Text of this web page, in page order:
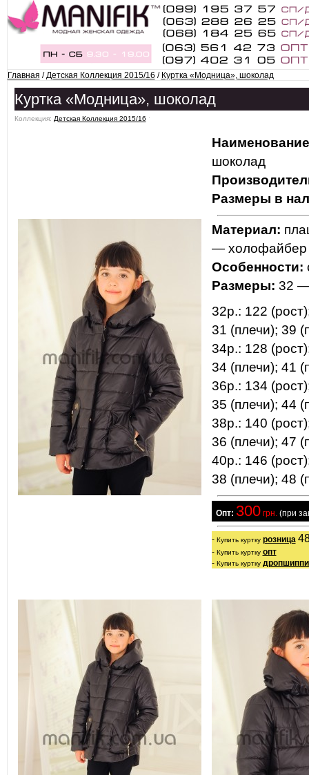
Главная /Детская Коллекция 2015/16 / Куртка «Модница», шоколад
Куртка «Модница», шоколад
Коллекция: Детская Коллекция 2015/16 ˑ
шоколад
Размеры в
Материал:
— холофайбер
Особенности:
Размеры: 32
32р.: 122
31 (плечи); 39
34р.: 128
34 (плечи); 41
36р.: 134
35 (плечи); 44
38р.: 140
36 (плечи); 47
40р.: 146
38 (плечи); 48
  Опт:
300 грн. (при
- Купить куртку розница
- Купить куртку опт
- Купить куртку